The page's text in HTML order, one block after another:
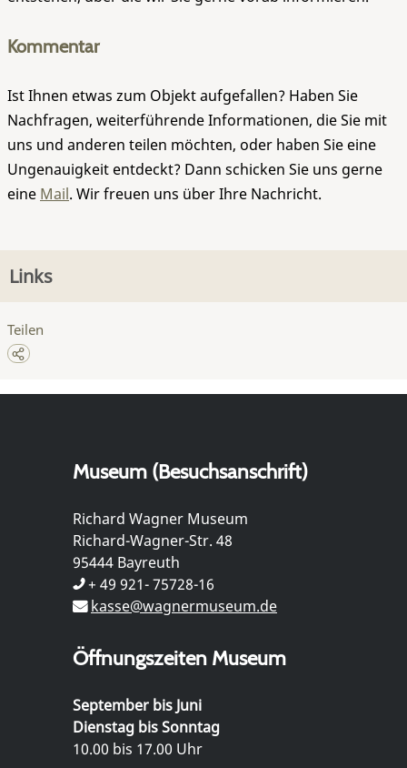
Kommentar
Ist Ihnen etwas zum Objekt aufgefallen? Haben Sie
Nachfragen, weiterführende Informationen, die Sie mit
uns und anderen teilen möchten, oder haben Sie eine
Ungenauigkeit entdeckt? Dann schicken Sie uns gerne
eine Mail. Wir freuen uns über Ihre Nachricht.
Links
Teilen
Museum (Besuchsanschrift)
Richard Wagner Museum
Richard-Wagner-Str. 48
95444 Bayreuth
+ 49 921- 75728-16
kasse@wagnermuseum.de
Öffnungszeiten Museum
September bis Juni
Dienstag bis Sonntag
10.00 bis 17.00 Uhr